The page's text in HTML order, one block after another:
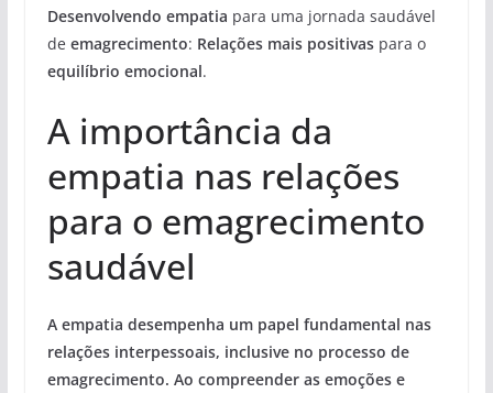
Desenvolvendo empatia para uma jornada saudável
de emagrecimento: Relações mais positivaspara o
equilíbrio emocional.
A importância da
empatia nas relações
para o emagrecimento
saudável
A empatia desempenha um papel fundamental nas
relações interpessoais, inclusive no processo de
emagrecimento. Ao compreender as emoções e